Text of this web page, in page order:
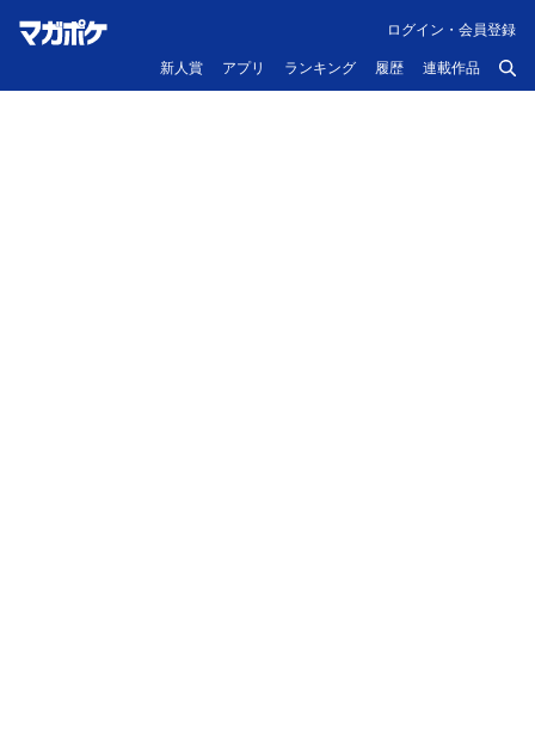
新人賞 アプリ ランキング 履歴 連載作品
ログイン・会員登録